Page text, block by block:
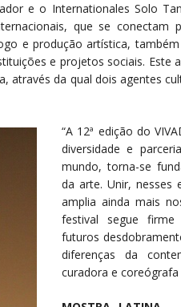
e o Internationales Solo
que se conectam
e produção artística,
e projetos sociais. Este
através da qual dois agentes
“A 12ª edição do
diversidade e
mundo, torna-se
da arte. Unir, nesses
amplia ainda mais
festival segue
futuros
diferenças da
curadora e coreógrafa